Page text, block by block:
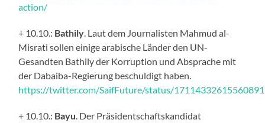
action/
+ 10.10.: Bathily . Laut dem Journalisten Mahmud al-
Misrati sollen einige arabische Länder den UN-
Gesandten Bathily der Korruption und Absprache mit
der Dabaiba-Regierung beschuldigt haben.
https://twitter.com/SaifFuture/status/
+ 10.10.: Bayu . Der Präsidentschaftskandidat